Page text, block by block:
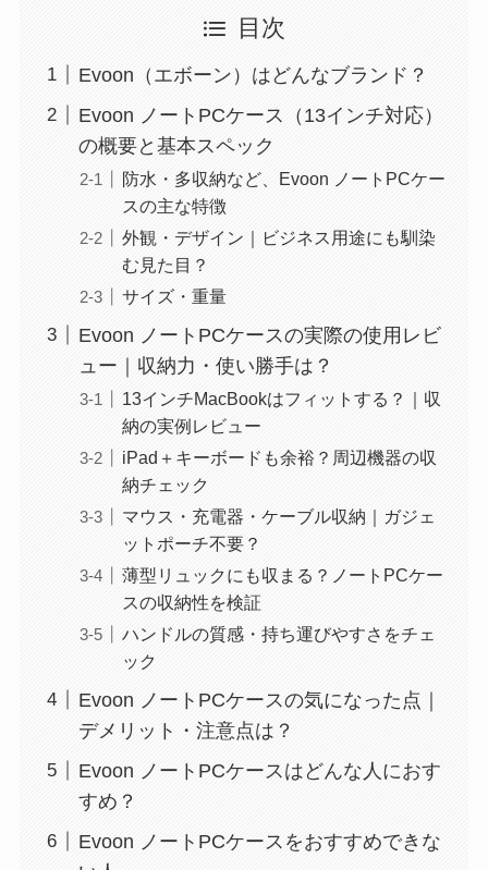
目次
Evoon（エボーン）はどんなブランド？
Evoon ノートPCケース（13インチ対応）
の概要と基本スペック
防水・多収納など、Evoon ノートPCケー
スの主な特徴
外観・デザイン｜ビジネス用途にも馴染
む見た目？
サイズ・重量
Evoon ノートPCケースの実際の使用レビ
ュー｜収納力・使い勝手は？
13インチMacBookはフィットする？｜収
納の実例レビュー
iPad＋キーボードも余裕？周辺機器の収
納チェック
マウス・充電器・ケーブル収納｜ガジェ
ットポーチ不要？
薄型リュックにも収まる？ノートPCケー
スの収納性を検証
ハンドルの質感・持ち運びやすさをチェ
ック
Evoon ノートPCケースの気になった点｜
デメリット・注意点は？
Evoon ノートPCケースはどんな人におす
すめ？
Evoon ノートPCケースをおすすめできな